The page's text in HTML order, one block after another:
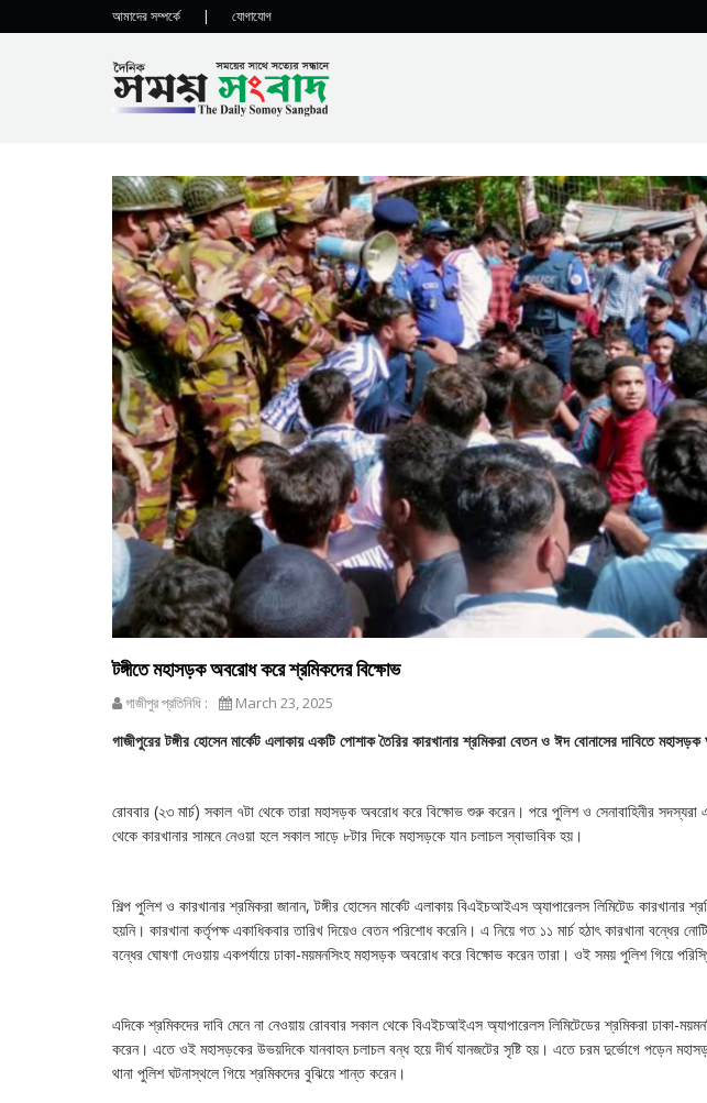
আমাদের সম্পর্কে | যোগাযোগ
টঙ্গীতে মহাসড়ক অবরোধ করে শ্রমিকদের বিক্ষোভ
গাজীপুর প্রতিনিধি : March 23, 2025
গাজীপুরের টঙ্গীর হোসেন মার্কেট এলাকায় একটি পোশাক তৈরির কারখানার শ্রমিকরা বেতন ও ঈদ বোনাসের দাবিতে
রোববার (২৩ মার্চ) সকাল ৭টা থেকে তারা মহাসড়ক অবরোধ করে বিক্ষোভ শুরু করেন। পরে পুলিশ ও সেনাবাহিনীর
থেকে কারখানার সামনে নেওয়া হলে সকাল সাড়ে ৮টার দিকে মহাসড়কে যান চলাচল স্বাভাবিক হয়।
শিল্প পুলিশ ও কারখানার শ্রমিকরা জানান, টঙ্গীর হোসেন মার্কেট এলাকায় বিএইচআইএস অ্যাপারেলস লিমিটেড কারখানার
হয়নি। কারখানা কর্তৃপক্ষ একাধিকবার তারিখ দিয়েও বেতন পরিশোধ করেনি। এ নিয়ে গত ১১ মার্চ হঠাৎ কারখানা বন্ধের
বন্ধের ঘোষণা দেওয়ায় একপর্যায়ে ঢাকা-ময়মনসিংহ মহাসড়ক অবরোধ করে বিক্ষোভ করেন তারা। ওই সময় পুলিশ গিয়ে
এদিকে শ্রমিকদের দাবি মেনে না নেওয়ায় রোববার সকাল থেকে বিএইচআইএস অ্যাপারেলস লিমিটেডের শ্রমিকরা ঢাকা-
করেন। এতে ওই মহাসড়কের উভয়দিকে যানবাহন চলাচল বন্ধ হয়ে দীর্ঘ যানজটের সৃষ্টি হয়। এতে চরম দুর্ভোগে পড়েন
থানা পুলিশ ঘটনাস্থলে গিয়ে শ্রমিকদের বুঝিয়ে শান্ত করেন।